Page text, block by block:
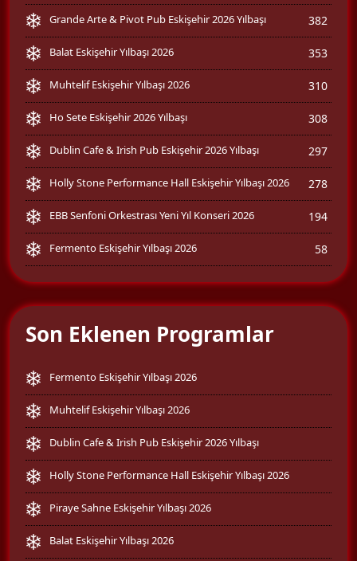
Grande Arte & Pivot Pub Eskişehir 2026 Yılbaşı 382
Balat Eskişehir Yılbaşı 2026 353
Muhtelif Eskişehir Yılbaşı 2026 310
Ho Sete Eskişehir 2026 Yılbaşı 308
Dublin Cafe & Irish Pub Eskişehir 2026 Yılbaşı 297
Holly Stone Performance Hall Eskişehir Yılbaşı 2026 278
EBB Senfoni Orkestrası Yeni Yıl Konseri 2026 194
Fermento Eskişehir Yılbaşı 2026 58
Son Eklenen Programlar
Fermento Eskişehir Yılbaşı 2026
Muhtelif Eskişehir Yılbaşı 2026
Dublin Cafe & Irish Pub Eskişehir 2026 Yılbaşı
Holly Stone Performance Hall Eskişehir Yılbaşı 2026
Piraye Sahne Eskişehir Yılbaşı 2026
Balat Eskişehir Yılbaşı 2026